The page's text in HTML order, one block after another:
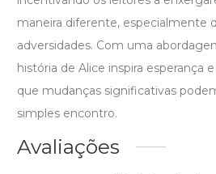
maneira diferente, especialmente
adversidades. Com uma
história de Alice inspira esperança
que mudanças significativas
simples encontro.
Avaliações